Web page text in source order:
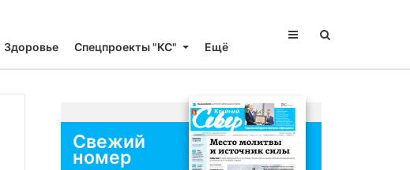
Здоровье Спецпроекты "КС" Ещё
Свежий
номер